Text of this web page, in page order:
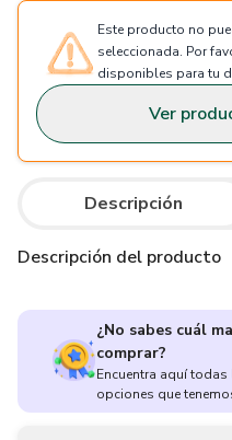
Este producto no
seleccionada. Por
disponibles para tu
Ver
Descripción
Descripción del producto
¿No sabes cuál
comprar?
Encuentra aquí todas
opciones que